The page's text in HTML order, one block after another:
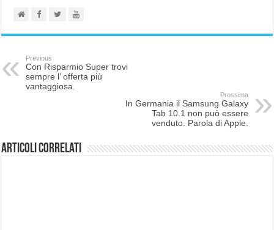
Previous
Con Risparmio Super trovi
sempre l’ offerta più
vantaggiosa.
Prossima
In Germania il Samsung Galaxy
Tab 10.1 non può essere
venduto. Parola di Apple.
Articoli correlati